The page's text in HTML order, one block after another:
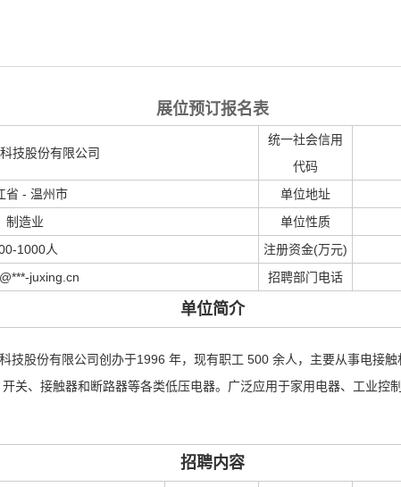
展位预订报名表
技股份有限公司
统一社会信用
代码
省 - 温州市 单位地址
制造业 单位性质
1000人 注册资金(万元)
juxing.cn 招聘部门电话
单位简介
技股份有限公司创办于1996 年，现有职工 500 余人，主要从事电接
关、接触器和断路器等各类低压电器。广泛应用于家用电器、工业控
招聘内容